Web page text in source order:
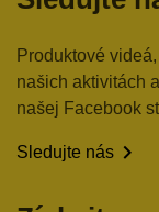
Produktové
našich aktivitách
našej Facebook
Sledujte nás 